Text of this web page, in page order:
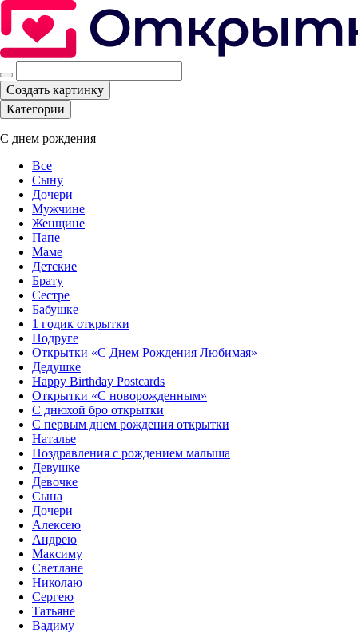
Создать картинку
Категории
С днем рождения
Все
Сыну
Дочери
Мужчине
Женщине
Папе
Маме
Детские
Брату
Сестре
Бабушке
1 годик открытки
Подруге
Открытки «С Днем Рождения Любимая»‎
Дедушке
Happy Birthday Postcards
Открытки «‎С новорожденным»
С днюхой бро открытки
С первым днем рождения открытки
Наталье
Поздравления с рождением малыша
Девушке
Девочке
Сына
Дочери
Алексею
Андрею
Максиму
Светлане
Николаю
Сергею
Татьяне
Вадиму